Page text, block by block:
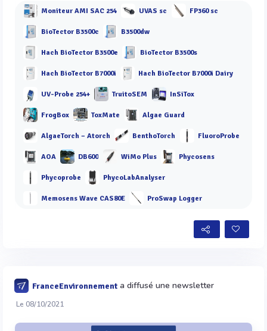
Moniteur AMI SAC 254 UVAS sc FP360 sc
BioTector B3500c B3500dw
Hach BioTector B3500e BioTector B3500s
Hach BioTector B7000i Hach BioTector B7000i Dairy
UV-Probe 254+ TruitoSEM InSiTox
FrogBox ToxMate Algae Guard
AlgaeTorch – Atorch BenthoTorch FluoroProbe
AOA DB600 WiMo Plus Phycosens
Phycoprobe PhycoLabAnalyser
Memosens Wave CAS80E ProSwap Logger
FranceEnvironnement a diffusé une newsletter
Le 08/10/2021